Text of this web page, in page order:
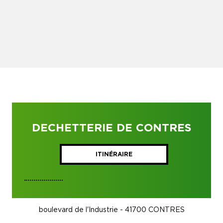
DECHETTERIE DE CONTRES
ITINÉRAIRE
boulevard de l'Industrie - 41700 CONTRES